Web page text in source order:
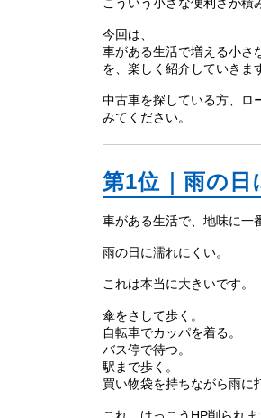
今回は、
車がある生活で増える小さ
を、楽しく紹介していきま
中古車を探している方、ロ
みてください。
第1位｜雨の
車がある生活で、地味に一
雨の日に濡れにくい。
これは本当に大きいです。
傘をさして歩く。
自転車でカッパを着る。
バス停で待つ。
駅まで歩く。
買い物袋を持ちながら雨に
これ、けっこうHP削られま